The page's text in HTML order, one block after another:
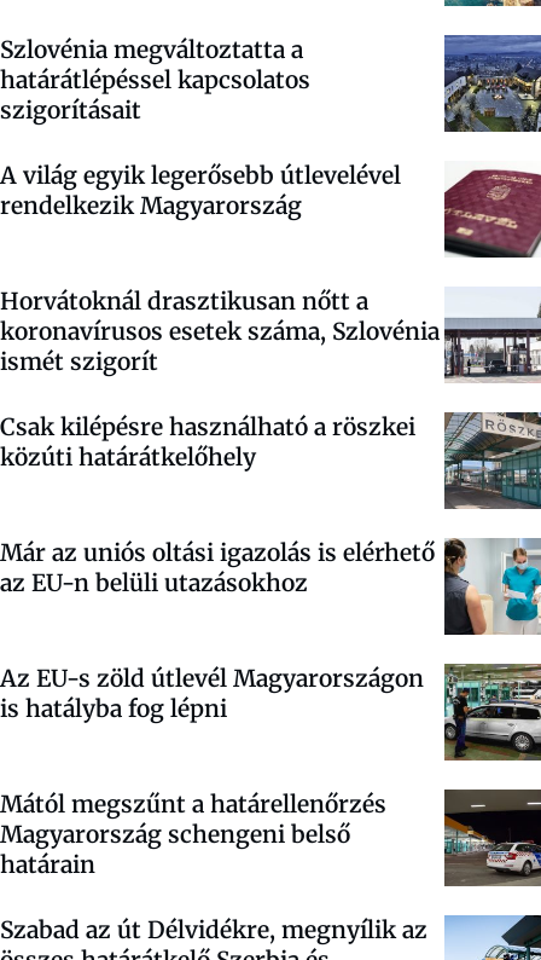
Szlovénia megváltoztatta a
határátlépéssel kapcsolatos
szigorításait
A világ egyik legerősebb útlevelével
rendelkezik Magyarország
Horvátoknál drasztikusan nőtt a
koronavírusos esetek száma, Szlovénia
ismét szigorít
Csak kilépésre használható a röszkei
közúti határátkelőhely
Már az uniós oltási igazolás is elérhető
az EU-n belüli utazásokhoz
Az EU-s zöld útlevél Magyarországon
is hatályba fog lépni
Mától megszűnt a határellenőrzés
Magyarország schengeni belső
határain
Szabad az út Délvidékre, megnyílik az